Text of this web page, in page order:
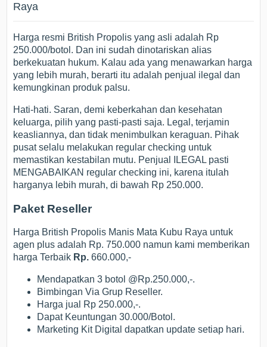
Raya
Harga resmi British Propolis yang asli adalah Rp
250.000/botol. Dan ini sudah dinotariskan alias
berkekuatan hukum. Kalau ada yang menawarkan harga
yang lebih murah, berarti itu adalah penjual ilegal dan
kemungkinan produk palsu.
Hati-hati. Saran, demi keberkahan dan kesehatan
keluarga, pilih yang pasti-pasti saja. Legal, terjamin
keasliannya, dan tidak menimbulkan keraguan. Pihak
pusat selalu melakukan regular checking untuk
memastikan kestabilan mutu. Penjual ILEGAL pasti
MENGABAIKAN regular checking ini, karena itulah
harganya lebih murah, di bawah Rp 250.000.
Paket Reseller
Harga British Propolis Manis Mata Kubu Raya untuk
agen plus adalah Rp. 750.000 namun kami memberikan
harga Terbaik Rp. 660.000,-
Mendapatkan 3 botol @Rp.250.000,-.
Bimbingan Via Grup Reseller.
Harga jual Rp 250.000,-.
Dapat Keuntungan 30.000/Botol.
Marketing Kit Digital dapatkan update setiap hari.